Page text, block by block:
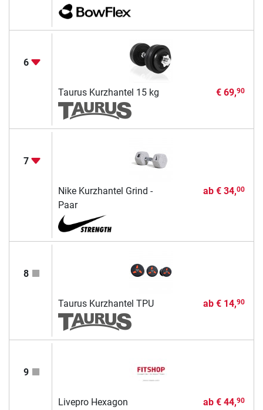
6
Taurus Kurzhantel 15 kg € 69,90
7
Nike Kurzhantel Grind -
Paar
ab € 34,00
8
Taurus Kurzhantel TPU ab € 14,90
9
Livepro Hexagon
ab € 44,90